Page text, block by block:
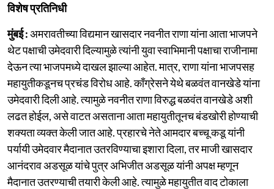
विशेष प्रतिनिधी
मुंबई :अमरावतीच्या विद्यमान खासदार नवनीत राणा यांना आता भाजपने
थेट पक्षाची उमेदवारी दिल्यामुळे त्यांनी युवा स्वाभिमानी पक्षाचा राजीनामा
देऊन त्या भाजपमध्ये दाखल झाल्या आहेत. मात्र, राणा यांना भाजपसह
महायुतीकडूनच प्रचंड विरोध आहे. काँग्रेसने येथे बळवंत वानखेडे यांना
उमेदवारी दिली आहे. त्यामुळे नवनीत राणा विरुद्ध बळवंत वानखेडे अशी
लढत होईल, असे वाटत असताना आता महायुतीतूनच बंडखोरी होण्याची
शक्यता व्यक्त केली जात आहे. प्रहारचे नेते आमदार बच्चू कडू यांनी
पर्यायी उमेदवार मैदानात उतरविण्याचा इशारा दिला, तर माजी खासदार
आनंदराव अडसूळ यांचे पुत्र अभिजीत अडसूळ यांनी अपक्ष म्हणून
मैदानात उतरण्याची तयारी केली आहे. त्यामुळे महायुतीत वाद टोकाला